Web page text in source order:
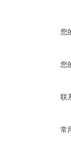
您
您
联
常